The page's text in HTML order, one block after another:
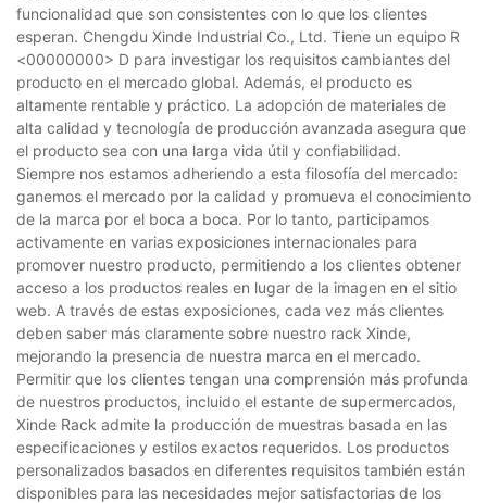
funcionalidad que son consistentes con lo que los clientes
esperan. Chengdu Xinde Industrial Co., Ltd. Tiene un equipo R
<00000000> D para investigar los requisitos cambiantes del
producto en el mercado global. Además, el producto es
altamente rentable y práctico. La adopción de materiales de
alta calidad y tecnología de producción avanzada asegura que
el producto sea con una larga vida útil y confiabilidad.
Siempre nos estamos adheriendo a esta filosofía del mercado:
ganemos el mercado por la calidad y promueva el conocimiento
de la marca por el boca a boca. Por lo tanto, participamos
activamente en varias exposiciones internacionales para
promover nuestro producto, permitiendo a los clientes obtener
acceso a los productos reales en lugar de la imagen en el sitio
web. A través de estas exposiciones, cada vez más clientes
deben saber más claramente sobre nuestro rack Xinde,
mejorando la presencia de nuestra marca en el mercado.
Permitir que los clientes tengan una comprensión más profunda
de nuestros productos, incluido el estante de supermercados,
Xinde Rack admite la producción de muestras basada en las
especificaciones y estilos exactos requeridos. Los productos
personalizados basados ​​en diferentes requisitos también están
disponibles para las necesidades mejor satisfactorias de los